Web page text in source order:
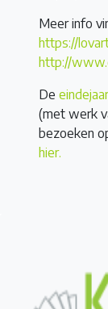
Meer info
https://
http://
De
(met werk
bezoeken
hier.